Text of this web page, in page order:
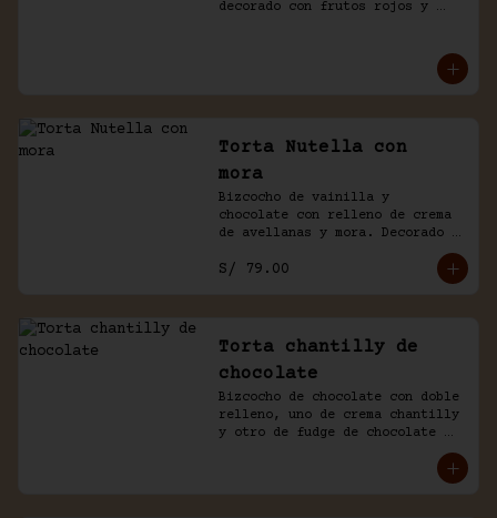
decorado con frutos rojos y
Torta Nutella con
mora
Bizcocho de vainilla y
chocolate con relleno de crema
de avellanas y mora. Decorado
S/ 79.00
Torta chantilly de
chocolate
Bizcocho de chocolate con doble
relleno, uno de crema chantilly
y otro de fudge de chocolate